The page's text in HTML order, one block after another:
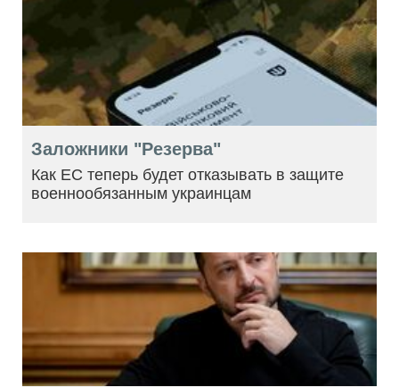
Заложники "Резерва"
Как ЕС теперь будет отказывать в защите
военнообязанным украинцам